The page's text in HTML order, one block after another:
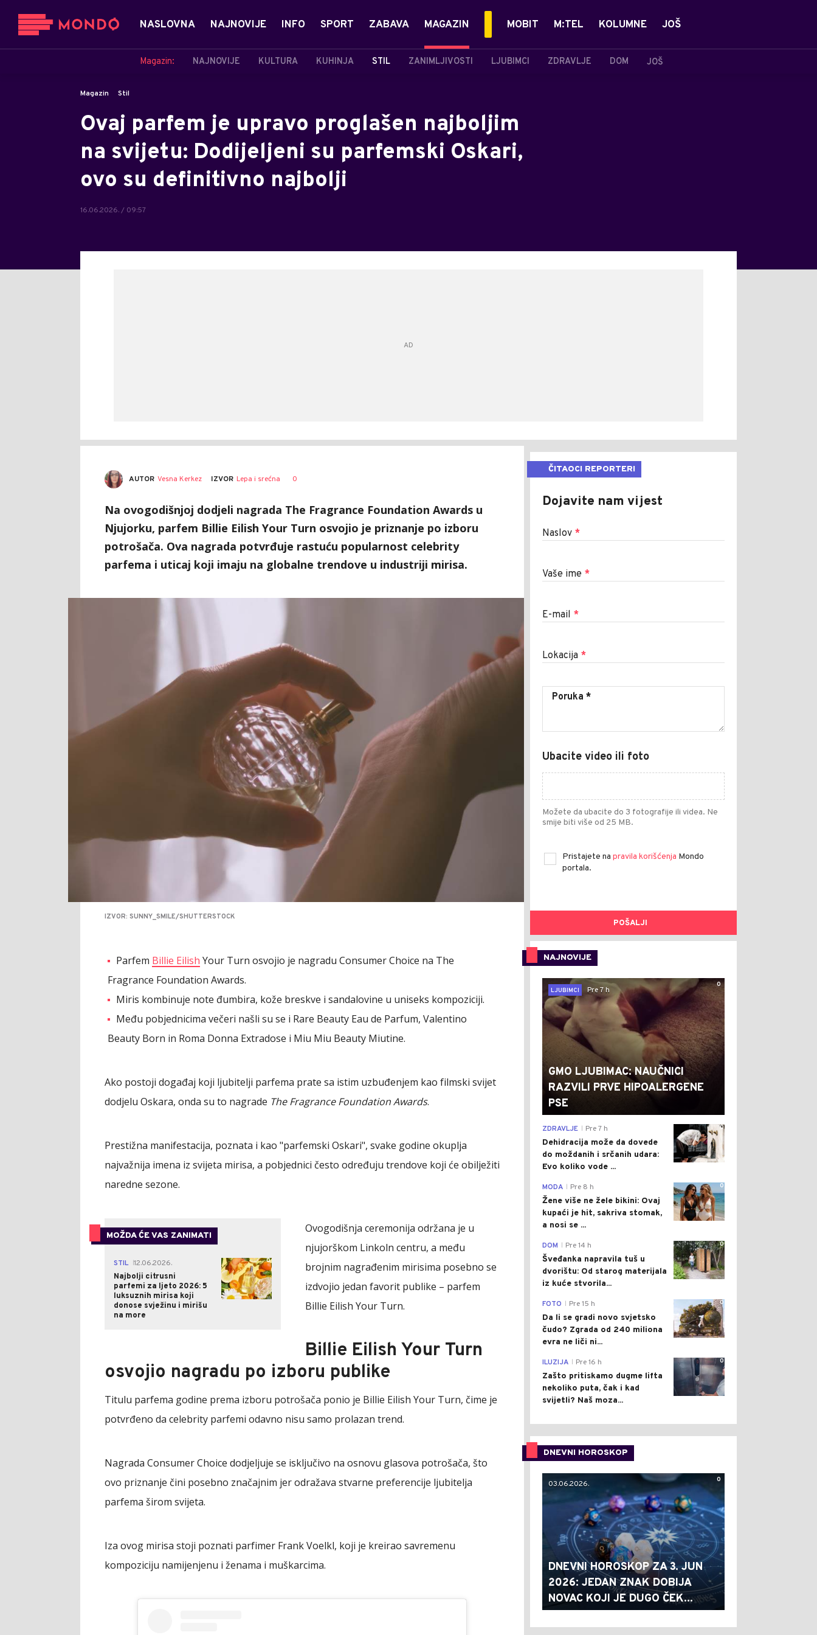
NASLOVNA NAJNOVIJE INFO SPORT ZABAVA MAGAZIN
Magazin: NAJNOVIJE KULTURA KUHINJA STIL ZANIMLJIVOSTI LJUBIMCI ZDRAVLJE DOM JOŠ
MOBIT M:TEL KOLUMNE JOŠ
Magazin Stil
Ovaj parfem je upravo proglašen najboljim
na svijetu: Dodijeljeni su parfemski Oskari,
ovo su definitivno najbolji
16.06.2026. / 09:57
AUTOR Vesna Kerkez IZVOR Lepa i srećna 0
Na ovogodišnjoj dodjeli nagrada The Fragrance Foundation Awards u
Njujorku, parfem Billie Eilish Your Turn osvojio je priznanje po izboru
potrošača. Ova nagrada potvrđuje rastuću popularnost celebrity
parfema i uticaj koji imaju na globalne trendove u industriji mirisa.
IZVOR: SUNNY_SMILE/SHUTTERSTOCK
Parfem Billie Eilish Your Turn osvojio je nagradu Consumer Choice na The
Fragrance Foundation Awards.
Miris kombinuje note đumbira, kože breskve i sandalovine u uniseks kompoziciji.
Među pobjednicima večeri našli su se i Rare Beauty Eau de Parfum, Valentino
Beauty Born in Roma Donna Extradose i Miu Miu Beauty Miutine.
Ako postoji događaj koji ljubitelji parfema prate sa istim uzbuđenjem kao filmski svijet
dodjelu Oskara, onda su to nagrade The Fragrance Foundation Awards.
Prestižna manifestacija, poznata i kao "parfemski Oskari", svake godine okuplja
najvažnija imena iz svijeta mirisa, a pobjednici često određuju trendove koji će obilježiti
naredne sezone.
MOŽDA ĆE VAS ZANIMATI
STIL 12.06.2026.
Najbolji citrusni
parfemi za ljeto 2026: 5
luksuznih mirisa koji
donose svježinu i mirišu
na more
0
Ovogodišnja ceremonija održana je u
njujorškom Linkoln centru, a među
brojnim nagrađenim mirisima posebno se
izdvojio jedan favorit publike – parfem
Billie Eilish Your Turn.
Billie Eilish Your Turn
osvojio nagradu po izboru publike
Titulu parfema godine prema izboru potrošača ponio je Billie Eilish Your Turn, čime je
potvrđeno da celebrity parfemi odavno nisu samo prolazan trend.
Nagrada Consumer Choice dodjeljuje se isključivo na osnovu glasova potrošača, što
ovo priznanje čini posebno značajnim jer odražava stvarne preferencije ljubitelja
parfema širom svijeta.
Iza ovog mirisa stoji poznati parfimer Frank Voelkl, koji je kreirao savremenu
kompoziciju namijenjenu i ženama i muškarcima.
ČITAOCI REPORTERI
Dojavite nam vijest
Naslov *
Vaše ime *
E-mail *
Lokacija *
Ubacite video ili foto
Možete da ubacite do 3 fotografije ili videa. Ne
smije biti više od 25 MB.
Pristajete na pravila korišćenja Mondo
portala.
POŠALJI
NAJNOVIJE
0
LJUBIMCI
Pre 7 h
GMO LJUBIMAC: NAUČNICI
RAZVILI PRVE HIPOALERGENE
PSE
0
ZDRAVLJE Pre 7 h
Dehidracija može da dovede
do moždanih i srčanih udara:
Evo koliko vode ...
0
MODA Pre 8 h
Žene više ne žele bikini: Ovaj
kupaći je hit, sakriva stomak,
a nosi se ...
0
DOM Pre 14 h
Šveđanka napravila tuš u
dvorištu: Od starog materijala
iz kuće stvorila...
0
FOTO Pre 15 h
Da li se gradi novo svjetsko
čudo? Zgrada od 240 miliona
evra ne liči ni...
0
ILUZIJA Pre 16 h
Zašto pritiskamo dugme lifta
nekoliko puta, čak i kad
svijetli? Naš moza...
DNEVNI HOROSKOP
0
03.06.2026.
DNEVNI HOROSKOP ZA 3. JUN
2026: JEDAN ZNAK DOBIJA
NOVAC KOJI JE DUGO ČEK...